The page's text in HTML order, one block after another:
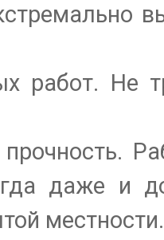
работ. Не
даже и
местности.